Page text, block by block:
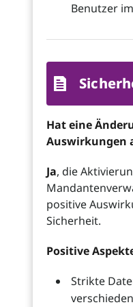
Benutzer
Hat eine
Auswirkungen
Ja, die
positive
Sicherheit.
Positive
Strikte